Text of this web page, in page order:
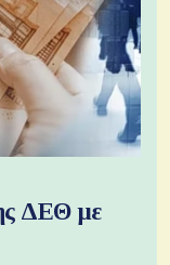
ΔΕΘ με